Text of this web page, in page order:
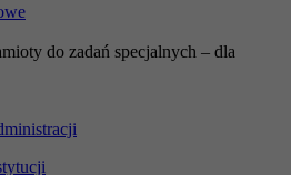
do zadań specjalnych – dla